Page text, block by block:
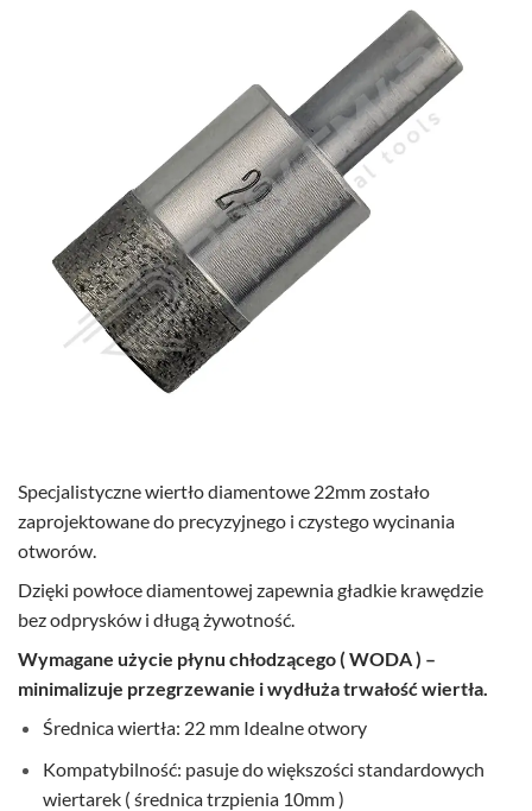
Specjalistyczne wiertło diamentowe 22mm zostało
zaprojektowane do precyzyjnego i czystego wycinania
otworów.
Dzięki powłoce diamentowej zapewnia gładkie krawędzie
bez odprysków i długą żywotność.
Wymagane użycie płynu chłodzącego ( WODA ) –
minimalizuje przegrzewanie i wydłuża trwałość wiertła.
Średnica wiertła: 22 mm Idealne otwory
Kompatybilność: pasuje do większości standardowych
wiertarek ( średnica trzpienia 10mm )